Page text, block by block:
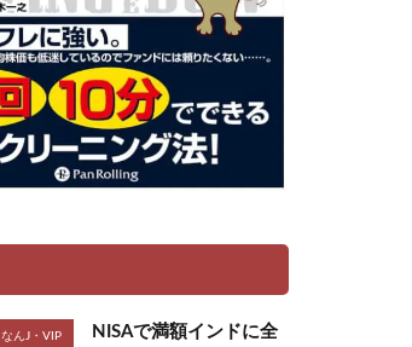
なんJ・VIP
NISAで満額インドに全